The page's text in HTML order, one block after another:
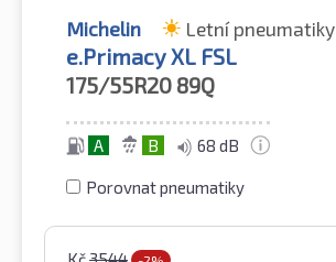
Michelin Letní pneumatiky
e.Primacy XL FSL
175/55R20 89Q
A B 68 dB
Porovnat pneumatiky